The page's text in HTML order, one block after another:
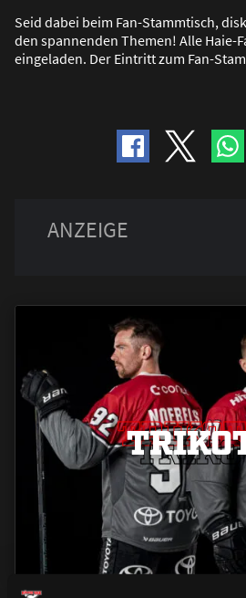
Seid dabei beim Fan-Stammtisch,
den spannenden Themen! Alle Haie-
eingeladen. Der Eintritt zum Fan-